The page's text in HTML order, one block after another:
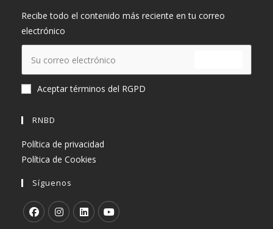
Recibe todo el contenido más reciente en tu correo
electrónico
Aceptar términos del RGPD
RNBD
Política de privacidad
Política de Cookies
Síguenos